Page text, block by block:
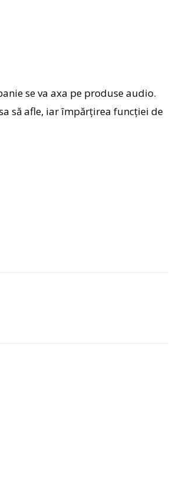
se va axa pe produse audio.
să afle, iar împărțirea funcției de